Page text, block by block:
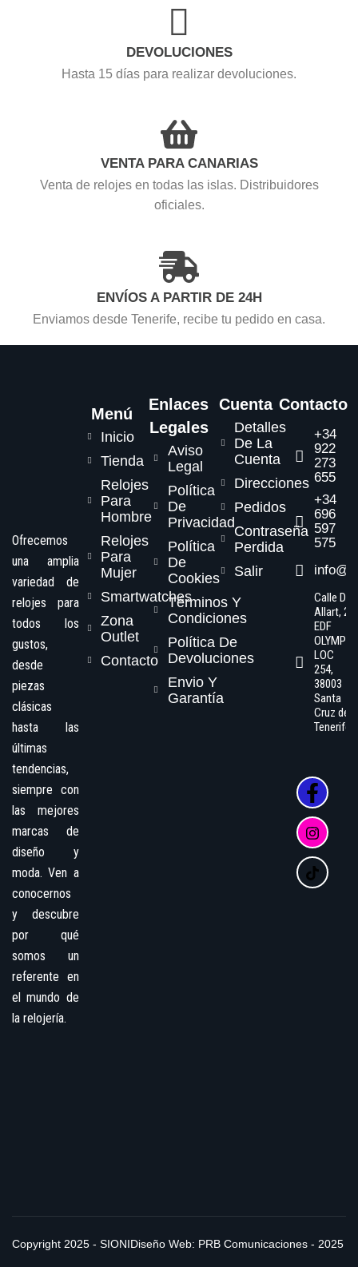
DEVOLUCIONES
Hasta 15 días para realizar devoluciones.
VENTA PARA CANARIAS
Venta de relojes en todas las islas. Distribuidores
oficiales.
ENVÍOS A PARTIR DE 24H
Enviamos desde Tenerife, recibe tu pedido en casa.
Ofrecemos
una amplia
variedad de
relojes para
todos los
gustos,
desde
piezas
clásicas
hasta las
últimas
tendencias,
siempre con
las mejores
marcas de
diseño y
moda. Ven a
conocernos
y descubre
por qué
somos un
referente en
el mundo de
la relojería.
Menú
Inicio
Tienda
Relojes
Para
Hombre
Relojes
Para
Mujer
Smartwatches
Zona
Outlet
Contacto
Enlaces
Legales
Aviso
Legal
Política
De
Privacidad
Política
De
Cookies
Términos Y
Condiciones
Política De
Devoluciones
Envio Y
Garantía
Cuenta
Detalles
De La
Cuenta
Direcciones
Pedidos
Contraseña
Perdida
Salir
Contacto
+34
922
273
655
+34
696
597
575
Calle Dr.
Allart, 2,
EDF
OLYMPO
LOC
254,
38003
Santa
Cruz de
Tenerife
Copyright 2025 - SIONIDiseño Web: PRB Comunicaciones - 2025